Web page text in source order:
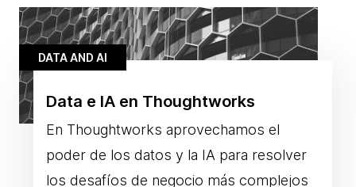
DATA AND AI
Data e IA en Thoughtworks
En Thoughtworks aprovechamos el
poder de los datos y la IA para resolver
los desafíos de negocio más complejos